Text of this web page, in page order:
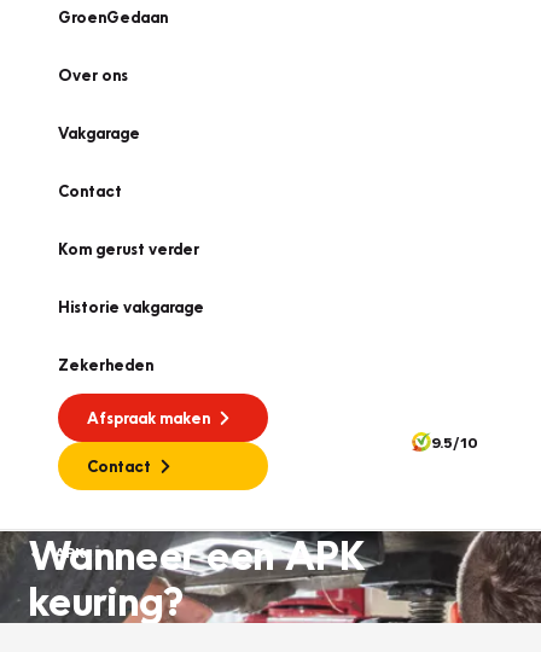
GroenGedaan
Over ons
Vakgarage
Contact
Kom gerust verder
Historie vakgarage
Zekerheden
Afspraak maken
Contact
9.5/10
APK
Wanneer een APK
keuring?